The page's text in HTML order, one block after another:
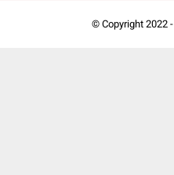
© Copyright 2022 -